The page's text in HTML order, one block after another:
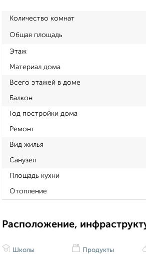
Количество комнат
Общая площадь
Этаж
Материал дома
Всего этажей в доме
Балкон
Год постройки дома
Ремонт
Вид жилья
Санузел
Площадь кухни
Отопление
Расположение,
Школы Продукты